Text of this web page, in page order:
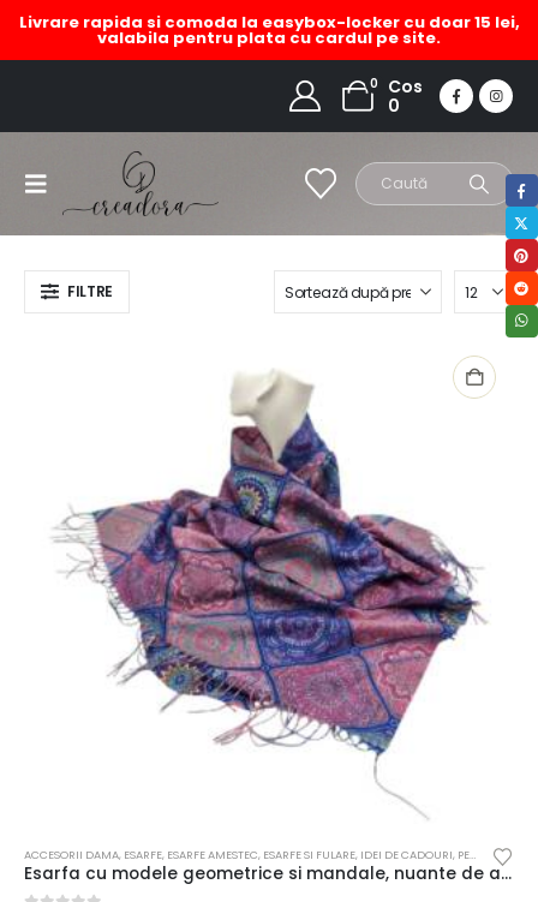
Livrare rapida si comoda la easybox-locker cu doar 15 lei,
valabila pentru plata cu cardul pe site.
0
Cos
0
FILTRE
ACCESORII DAMA, ESARFE, ESARFE AMESTEC, ESARFE SI FULARE, IDEI DE CADOURI, PENTRU FEMEI
Esarfa cu modele geometrice si mandale, nuante de albastru si roz